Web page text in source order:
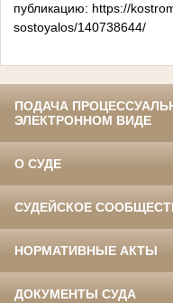
публикацию: https://
sostoyalos/140738644/
ПОДАЧА
ЭЛЕКТРОННОМ ВИДЕ
О СУДЕ
СУДЕЙСКОЕ
НОРМАТИВНЫЕ АКТЫ
ДОКУМЕНТЫ СУДА